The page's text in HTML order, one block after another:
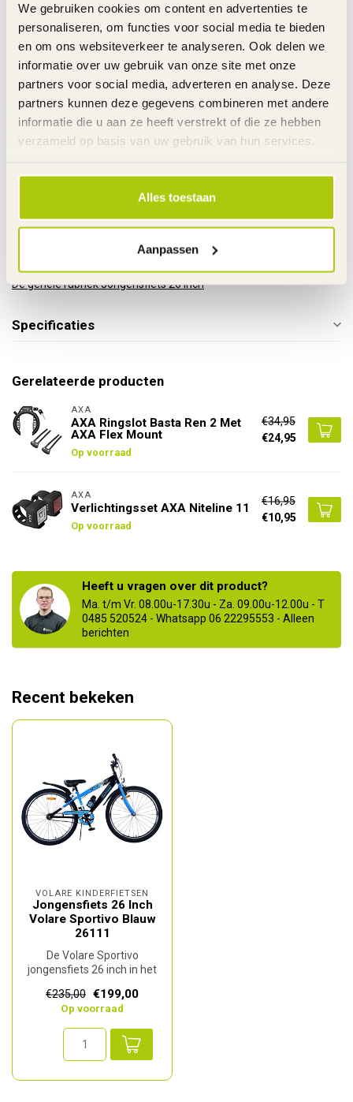
We gebruiken cookies om content en advertenties te
personaliseren, om functies voor social media te bieden
en om ons websiteverkeer te analyseren. Ook delen we
informatie over uw gebruik van onze site met onze
partners voor social media, adverteren en analyse. Deze
partners kunnen deze gegevens combineren met andere
informatie die u aan ze heeft verstrekt of die ze hebben
verzameld op basis van uw gebruik van hun services.
Alles toestaan
Aanpassen
Velgen
Staal met verstelbare spaken
Spatborden
Kunststof
Kettingkast
Pistooltype met opdruk
Bel
Metaal
Standaard
Metaal
Reflectoren
Voor - achter en wielen
Bidonhouder
Metaal met bidon
Stuurhoogte
Verstelbaar
Gewicht product
16 kg
85%
Inclusief
Garantie
Links
De gehele rubriek Jongensfiets 26 Inch
Specificaties
Gerelateerde producten
AXA
AXA Ringslot Basta Ren 2 Met
AXA Flex Mount
Op voorraad
€34,95
€24,95
AXA
Verlichtingsset AXA Niteline 11
Op voorraad
€16,95
€10,95
Heeft u vragen over dit product?
Ma. t/m Vr. 08.00u-17.30u - Za. 09.00u-12.00u - T
0485 520524 - Whatsapp 06 22295553 - Alleen
berichten
Recent bekeken
VOLARE KINDERFIETSEN
Jongensfiets 26 Inch
Volare Sportivo Blauw
26111
De Volare Sportivo
jongensfiets 26 inch in het
betrouw...
€235,00 €199,00
Op voorraad